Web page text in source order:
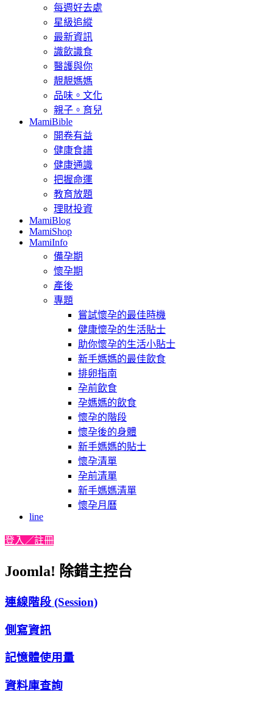
每週好去處
星級追縱
最新資訊
識飲識食
醫護與你
靚靚媽媽
品味。文化
親子。育兒
MamiBible
開卷有益
健康食譜
健康通識
把握命運
教育放題
理財投資
MamiBlog
MamiShop
MamiInfo
備孕期
懷孕期
產後
專題
嘗試懷孕的最佳時機
健康懷孕的生活貼士
助你懷孕的生活小貼士
新手媽媽的最佳飲食
排卵指南
孕前飲食
孕媽媽的飲食
懷孕的階段
懷孕後的身體
新手媽媽的貼士
懷孕清單
孕前清單
新手媽媽清單
懷孕月曆
line
登入／註冊
Joomla! 除錯主控台
連線階段 (Session)
側寫資訊
記憶體使用量
資料庫查詢